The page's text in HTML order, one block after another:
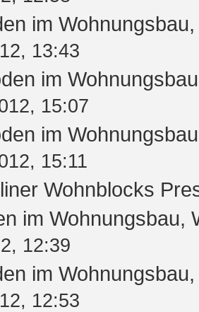
im
13:43
im
15:07
im
15:11
Wohnblocks
im Wohnungsbau,
12:39
im
12:53